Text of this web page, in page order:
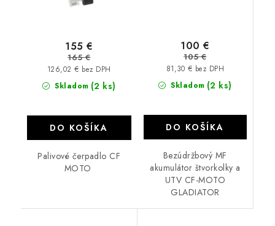
Skladom (2 ks)
126,02 € bez DPH
155 €
165 €
DO KOŠÍKA
Palivové čerpadlo CF
MOTO
Skladom (2 ks)
81,30 € bez DPH
100 €
105 €
DO KOŠÍKA
Bezúdržbový MF
akumulátor štvorkolky a
UTV CF-MOTO
GLADIATOR